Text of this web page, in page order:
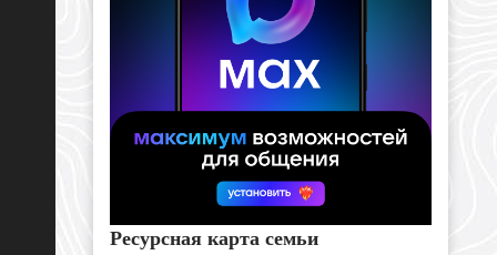
Ресурсная карта семьи